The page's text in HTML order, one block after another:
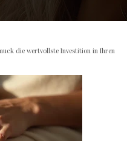
die wertvollste Investition in Ihren